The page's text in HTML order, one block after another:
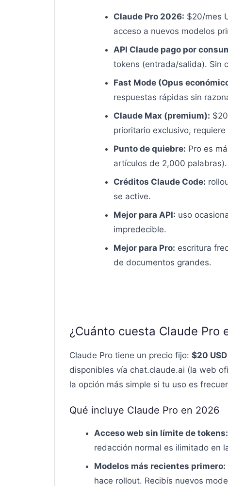
Claude Pro 2026: $20/mes
acceso a nuevos modelos
API Claude pago por
tokens (entrada/salida). Sin
Fast Mode (Opus
respuestas rápidas sin
Claude Max (premium):
prioritario exclusivo, requiere
Punto de quiebre: Pro es
artículos de 2,000 palabras).
Créditos Claude Code:
se active.
Mejor para API: uso
impredecible.
Mejor para Pro: escritura
de documentos grandes.
¿Cuánto cuesta Claude Pro
Claude Pro tiene un precio fijo: $20
disponibles vía chat.claude.ai (la web
la opción más simple si tu uso es
Qué incluye Claude Pro en 2026
Acceso web sin límite de tokens:
redacción normal es ilimitado en
Modelos más recientes primero:
hace rollout. Recibís nuevos